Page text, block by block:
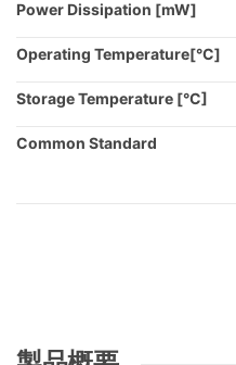
Power Dissipation [mW]
Operating Temperature[°C]
Storage Temperature [°C]
Common Standard